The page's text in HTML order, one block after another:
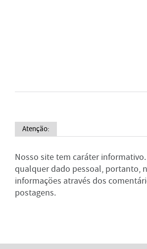
Atenção:
Nosso site tem caráter
qualquer dado pessoal, portanto,
informações através dos
postagens.